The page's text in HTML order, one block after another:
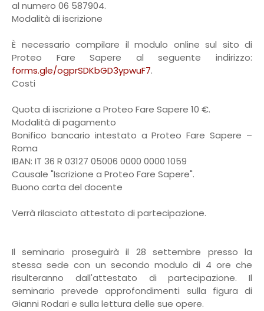
al numero 06 587904.
Modalità di iscrizione
È necessario compilare il modulo online sul sito di
Proteo Fare Sapere al seguente indirizzo:
forms.gle/ogprSDKbGD3ypwuF7.
Costi
Quota di iscrizione a Proteo Fare Sapere 10 €.
Modalità di pagamento
Bonifico bancario intestato a Proteo Fare Sapere –
Roma
IBAN: IT 36 R 03127 05006 0000 0000 1059
Causale "Iscrizione a Proteo Fare Sapere".
Buono carta del docente
Verrà rilasciato attestato di partecipazione.
Il seminario proseguirà il 28 settembre presso la
stessa sede con un secondo modulo di 4 ore che
risulteranno dall'attestato di partecipazione. Il
seminario prevede approfondimenti sulla figura di
Gianni Rodari e sulla lettura delle sue opere.